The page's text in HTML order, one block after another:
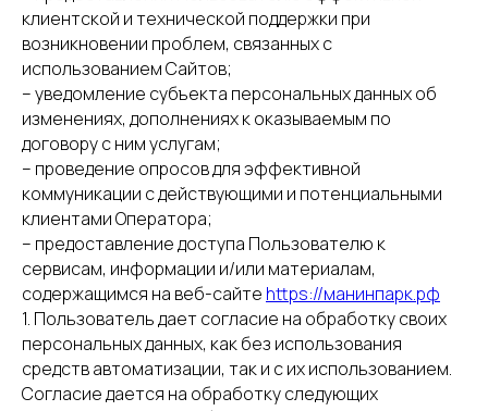
клиентской и технической поддержки при
возникновении проблем, связанных с
использованием Сайтов;
– уведомление субъекта персональных данных об
изменениях, дополнениях к оказываемым по
договору с ним услугам;
– проведение опросов для эффективной
коммуникации с действующими и потенциальными
клиентами Оператора;
– предоставление доступа Пользователю к
сервисам, информации и/или материалам,
содержащимся на веб-сайте https://манинпарк.рф
1. Пользователь дает согласие на обработку своих
персональных данных, как без использования
средств автоматизации, так и с их использованием.
Согласие дается на обработку следующих